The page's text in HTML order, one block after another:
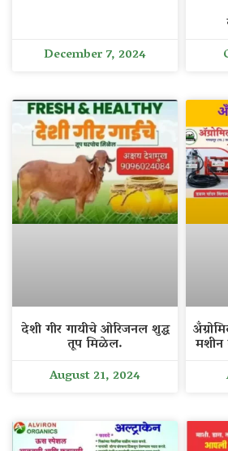
December 7, 2024
देशी गीर गायीचे ओरिजनल शुद्ध
तूप मिळेल.
August 21, 2024